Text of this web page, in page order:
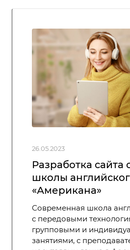
26.05.2023
Разработка сайта
школы
«Американа»
Современная школа
с передовыми
групповыми и
занятиями, с